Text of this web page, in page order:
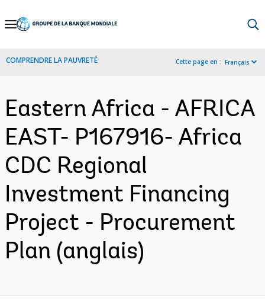
Skip
Navigation
COMPRENDRE LA PAUVRETÉ Cette page en : Français
Eastern Africa - AFRICA
EAST- P167916- Africa
CDC Regional
Investment Financing
Project - Procurement
Plan (anglais)